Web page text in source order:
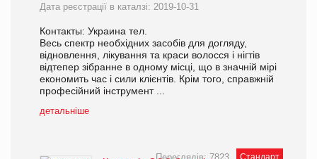
Дата реєстрації в каталзі: 2019-10-31
Контакты: Украина тел.
Весь спектр необхідних засобів для догляду,
відновлення, лікування та краси волосся і нігтів
відтепер зібранне в одному місці, що в значній мірі
економить час і сили клієнтів. Крім того, справжній
професійний інструмент ...
детальніше
Стандарт